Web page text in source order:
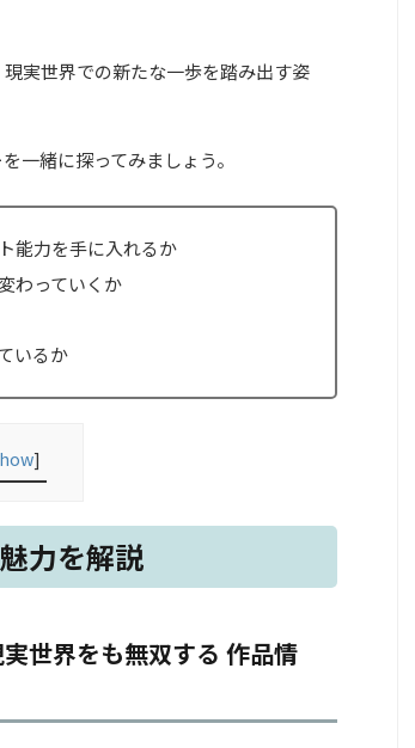
実世界での新たな一歩を踏み出す姿
一緒に探ってみましょう。
能力を手に入れるか
わっていくか
いるか
]
力を解説
世界をも無双する 作品情